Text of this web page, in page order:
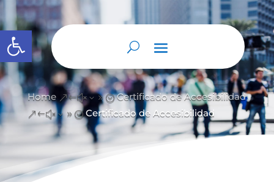
Abrir barra de herramientas
Home &#x39; Certificado de Accesibilidad
&#x39; Certificado de Accesibilidad